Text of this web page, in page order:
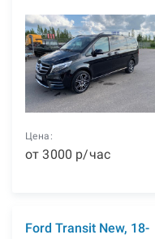
Цена:
от3000 р/час
Ford Transit New, 18-